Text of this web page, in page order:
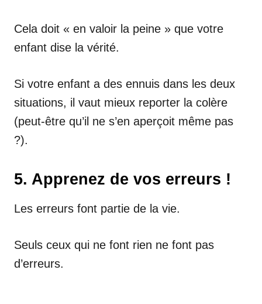
Cela doit « en valoir la peine » que votre
enfant dise la vérité.
Si votre enfant a des ennuis dans les deux
situations, il vaut mieux reporter la colère
(peut-être qu’il ne s’en aperçoit même pas
?).
5. Apprenez de vos erreurs !
Les erreurs font partie de la vie.
Seuls ceux qui ne font rien ne font pas
d’erreurs.